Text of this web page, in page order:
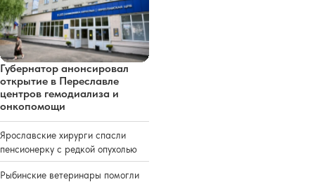
Губернатор анонсировал
открытие в Переславле
центров гемодиализа и
онкопомощи
Ярославские хирурги спасли
пенсионерку с редкой опухолью
Рыбинские ветеринары помогли